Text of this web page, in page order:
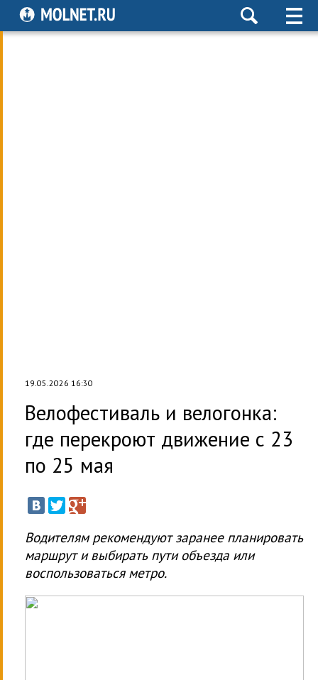
19.05.2026 16:30
Велофестиваль и велогонка:
где перекроют движение с 23
по 25 мая
Водителям рекомендуют заранее планировать
маршрут и выбирать пути объезда или
воспользоваться метро.